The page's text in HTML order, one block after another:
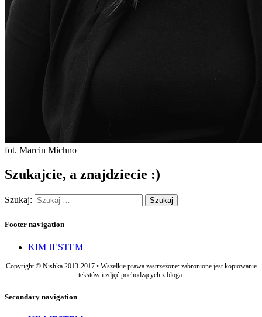
fot. Marcin Michno
Szukajcie, a znajdziecie :)
Szukaj:
Footer navigation
KIM JESTEM
Copyright © Nishka 2013-2017 • Wszelkie prawa zastrzeżone: zabronione jest kopiowanie
tekstów i zdjęć pochodzących z bloga.
Secondary navigation